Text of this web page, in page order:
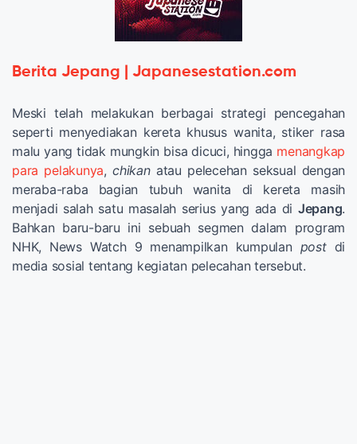
Berita Jepang | Japanesestation.com
Meski telah melakukan berbagai strategi pencegahan
seperti menyediakan kereta khusus wanita, stiker rasa
malu yang tidak mungkin bisa dicuci, hingga menangkap
para pelakunya, chikanatau pelecehan seksual dengan
meraba-raba bagian tubuh wanita di kereta masih
menjadi salah satu masalah serius yang ada di Jepang.
Bahkan baru-baru ini sebuah segmen dalam program
NHK, News Watch 9 menampilkan kumpulan postdi
media sosial tentang kegiatan pelecahan tersebut.